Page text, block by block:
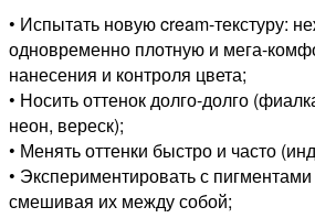
• Испытать новую cream-текстуру:
одновременно плотную и мега-
нанесения и контроля цвета;
• Носить оттенок долго-долго
неон, вереск);
• Менять оттенки быстро и часто
• Экспериментировать с
смешивая их между собой;